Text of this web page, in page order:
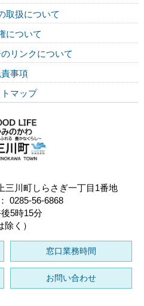
取扱について
について
リンクについて
事項
マップ
川町しらさぎ一丁目1番地
0285-56-6868
5時15分
く）
窓口業務時間
お問い合わせ